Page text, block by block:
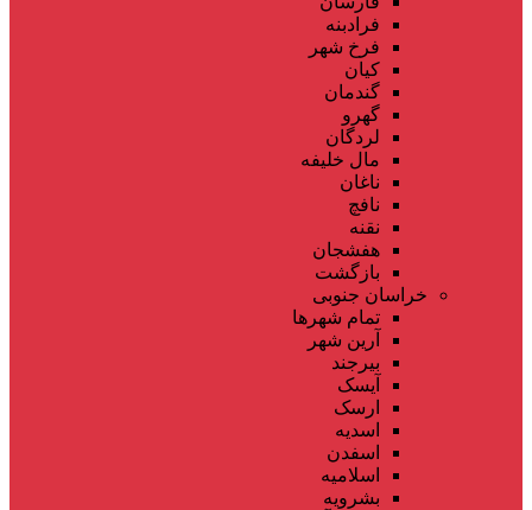
فرادبنه
فرخ شهر
کیان
گندمان
گهرو
لردگان
مال خلیفه
ناغان
نافچ
نقنه
هفشجان
بازگشت
خراسان جنوبی
تمام شهر‌ها
آرین شهر
بیرجند
آیسک
ارسک
اسدیه
اسفدن
اسلامیه
بشرویه